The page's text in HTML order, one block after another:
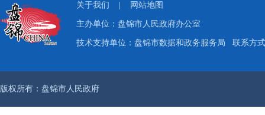
题；
共同
关于我们 网站地图
主办单位：盘锦市人民政府办公室
技术支持单位：盘锦市数据和政务服务局 联系方
版权所有：盘锦市人民政府